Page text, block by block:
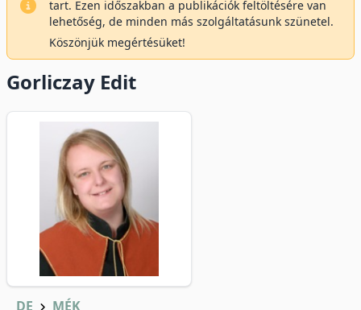
tart. Ezen időszakban a publikációk feltöltésére van
lehetőség, de minden más szolgáltatásunk szünetel.
Köszönjük megértésüket!
Gorliczay Edit
DE
MÉK